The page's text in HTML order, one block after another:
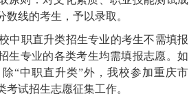
线的考生，予以录取。
中职直升类招生专业的考生不需填报
生专业的各类考生均需填报志愿。如
“中职直升类”外，我校参加重庆市
考试招生志愿征集工作。